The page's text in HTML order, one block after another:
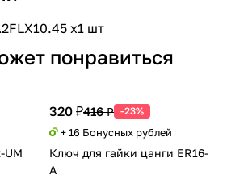
х1 шт
понравиться
UM
320 ₽416 ₽ -23%
+ 16 Бонусных рублей
Ключ для гайки цанги ER16-
A